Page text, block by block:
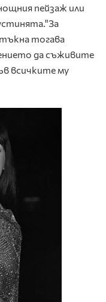
пейзаж или
тогава
да съживите
всичките му